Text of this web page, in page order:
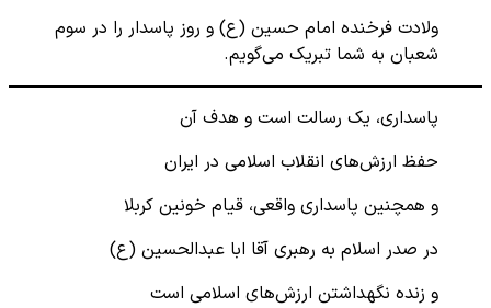
ولادت فرخنده امام حسین (ع) و روز پاسدار را در سوم
شعبان به شما تبریک می‌گویم.
پاسداری، یک رسالت است و هدف آن
حفظ ارزش‌های انقلاب اسلامی در ایران
و همچنین پاسداری واقعی، قیام خونین کربلا
در صدر اسلام به رهبری آقا ابا عبدالحسین (ع)
و زنده نگهداشتن ارزش‌های اسلامی است